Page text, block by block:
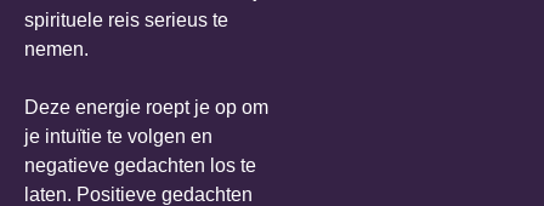
spirituele reis serieus te
nemen.
Deze energie roept je op om
je intuïtie te volgen en
negatieve gedachten los te
laten. Positieve gedachten